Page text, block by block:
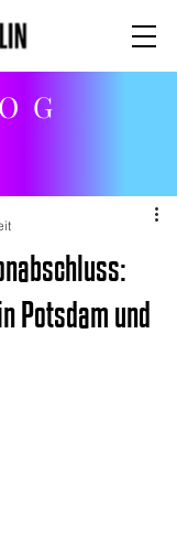
Potsdam und